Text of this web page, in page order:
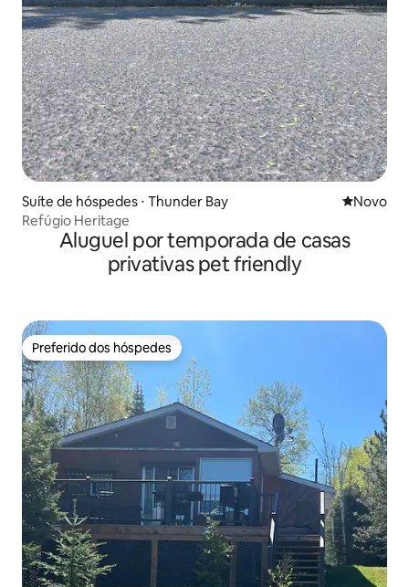
Suíte de hóspedes ⋅ Thunder Bay Novo
Novo
Refúgio Heritage
Aluguel por temporada de casas
privativas pet friendly
Preferido dos hóspedes
Preferido dos hóspedes